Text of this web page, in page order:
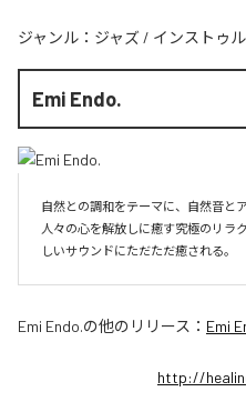
ジャンル： ジャズ / インストゥ
Emi Endo.
自然との調和をテーマに、自然音と
人々の心を解放しに癒す究極のリラ
しいサウンドにただただ癒される。
Emi Endo.の他のリリース： Emi
http://